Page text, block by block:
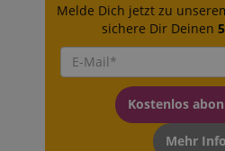
Melde Dich jetzt zu
sichere Dir Deinen
Kostenlos
Mehr